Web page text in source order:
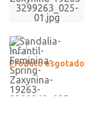
Produto esgotado